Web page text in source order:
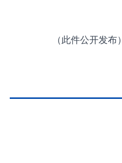
（此件公开发布）